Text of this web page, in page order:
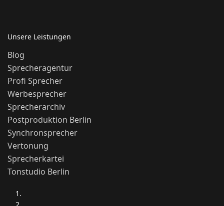
Unsere Leistungen
Blog
Sprecheragentur
Profi Sprecher
Werbesprecher
Sprecherarchiv
Postproduktion Berlin
Synchronsprecher
Vertonung
Sprecherkartei
Tonstudio Berlin